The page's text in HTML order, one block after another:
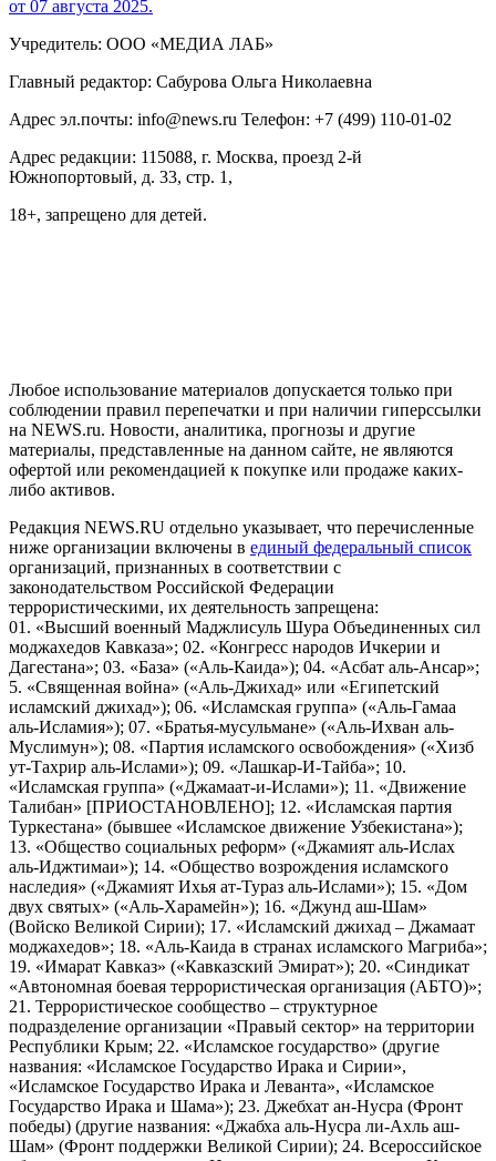
от 07 августа 2025.
Учредитель: ООО «МЕДИА ЛАБ»
Главный редактор: Сабурова Ольга Николаевна
Адрес эл.почты: info@news.ru Телефон: +7 (499) 110-01-02
Адрес редакции: 115088, г. Москва, проезд 2-й
Южнопортовый, д. 33, стр. 1,
18+, запрещено для детей.
Любое использование материалов допускается только при
соблюдении правил перепечатки и при наличии гиперссылки
на NEWS.ru. Новости, аналитика, прогнозы и другие
материалы, представленные на данном сайте, не являются
офертой или рекомендацией к покупке или продаже каких-
либо активов.
Редакция NEWS.RU отдельно указывает, что перечисленные
ниже организации включены в единый федеральный список
организаций, признанных в соответствии с
законодательством Российской Федерации
террористическими, их деятельность запрещена:
01. «Высший военный Маджлисуль Шура Объединенных сил
моджахедов Кавказа»; 02. «Конгресс народов Ичкерии и
Дагестана»; 03. «База» («Аль-Каида»); 04. «Асбат аль-Ансар»;
5. «Священная война» («Аль-Джихад» или «Египетский
исламский джихад»); 06. «Исламская группа» («Аль-Гамаа
аль-Исламия»); 07. «Братья-мусульмане» («Аль-Ихван аль-
Муслимун»); 08. «Партия исламского освобождения» («Хизб
ут-Тахрир аль-Ислами»); 09. «Лашкар-И-Тайба»; 10.
«Исламская группа» («Джамаат-и-Ислами»); 11. «Движение
Талибан» [ПРИОСТАНОВЛЕНО]; 12. «Исламская партия
Туркестана» (бывшее «Исламское движение Узбекистана»);
13. «Общество социальных реформ» («Джамият аль-Ислах
аль-Иджтимаи»); 14. «Общество возрождения исламского
наследия» («Джамият Ихья ат-Тураз аль-Ислами»); 15. «Дом
двух святых» («Аль-Харамейн»); 16. «Джунд аш-Шам»
(Войско Великой Сирии); 17. «Исламский джихад – Джамаат
моджахедов»; 18. «Аль-Каида в странах исламского Магриба»;
19. «Имарат Кавказ» («Кавказский Эмират»); 20. «Синдикат
«Автономная боевая террористическая организация (АБТО)»;
21. Террористическое сообщество – структурное
подразделение организации «Правый сектор» на территории
Республики Крым; 22. «Исламское государство» (другие
названия: «Исламское Государство Ирака и Сирии»,
«Исламское Государство Ирака и Леванта», «Исламское
Государство Ирака и Шама»); 23. Джебхат ан-Нусра (Фронт
победы) (другие названия: «Джабха аль-Нусра ли-Ахль аш-
Шам» (Фронт поддержки Великой Сирии); 24. Всероссийское